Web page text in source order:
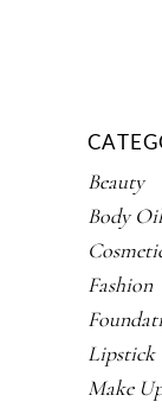
Beauty
Body Oil
Fashion
Lipstick
Make